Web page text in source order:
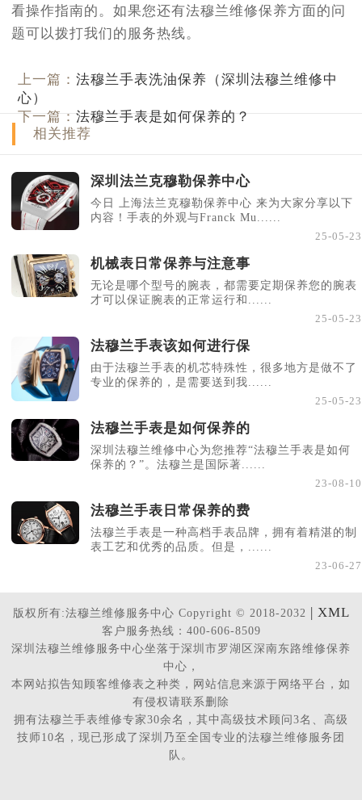
看操作指南的。如果您还有法穆兰维修保养方面的问
题可以拨打我们的服务热线。
上一篇：法穆兰手表洗油保养（深圳法穆兰维修中
心）
下一篇：法穆兰手表是如何保养的？
相关推荐
深圳法兰克穆勒保养中心
今日 上海法兰克穆勒保养中心 来为大家分享以下
内容！手表的外观与Franck Mu......
25-05-23
机械表日常保养与注意事
无论是哪个型号的腕表，都需要定期保养您的腕表
才可以保证腕表的正常运行和......
25-05-23
法穆兰手表该如何进行保
由于法穆兰手表的机芯特殊性，很多地方是做不了
专业的保养的，是需要送到我......
25-05-23
法穆兰手表是如何保养的
深圳法穆兰维修中心为您推荐“法穆兰手表是如何
保养的？”。法穆兰是国际著......
23-08-10
法穆兰手表日常保养的费
法穆兰手表是一种高档手表品牌，拥有着精湛的制
表工艺和优秀的品质。但是，......
23-06-27
版权所有:法穆兰维修服务中心 Copyright © 2018-2032 | XML
客户服务热线：400-606-8509
深圳法穆兰维修服务中心坐落于深圳市罗湖区深南东路维修保养
中心，
本网站拟告知顾客维修表之种类，网站信息来源于网络平台，如
有侵权请联系删除
拥有法穆兰手表维修专家30余名，其中高级技术顾问3名、高级
技师10名，现已形成了深圳乃至全国专业的法穆兰维修服务团
队。